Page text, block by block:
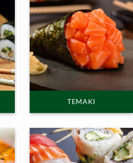
TEMAKI